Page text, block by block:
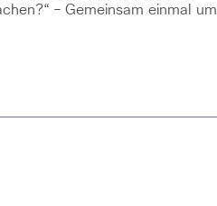
– Gemeinsam einmal um